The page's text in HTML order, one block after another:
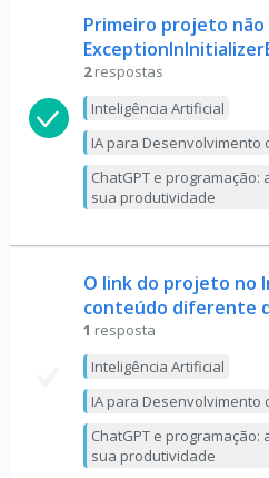
Primeiro projeto
2 respostas
Inteligência Artificial
IA para Desenvolvimento
ChatGPT e programação:
sua produtividade
O link do projeto no
conteúdo diferente
1 resposta
Inteligência Artificial
IA para Desenvolvimento
ChatGPT e programação:
sua produtividade